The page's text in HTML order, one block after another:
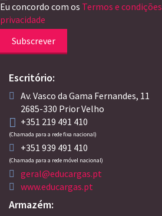
Eu concordo com os Termos e condições
privacidade
Subscrever
Escritório:
Av. Vasco da Gama Fernandes, 11
2685-330 Prior Velho
+351 219 491 410
(Chamada para a rede fixa nacional)
+351 939 491 410
(Chamada para a rede móvel nacional)
geral@educargas.pt
www.educargas.pt
Armazém: